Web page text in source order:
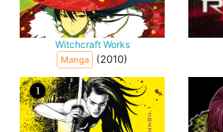
Witchcraft Works
Manga (2010)